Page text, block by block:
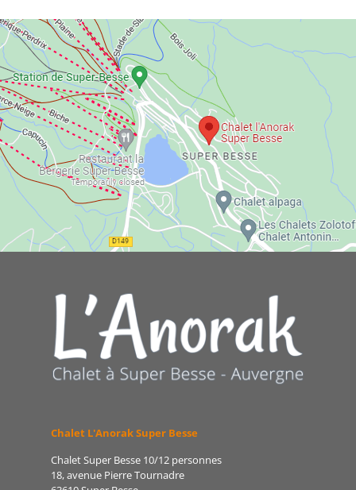
Chalet L'Anorak Super Besse
Chalet Super Besse 10/12 personnes
18, avenue Pierre Tournadre